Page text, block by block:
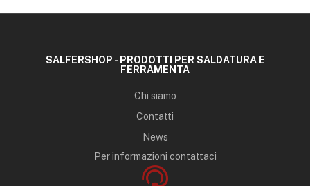
SALFERSHOP - PRODOTTI PER SALDATURA E
FERRAMENTA
Chi siamo
Contatti
News
Per informazioni contattaci